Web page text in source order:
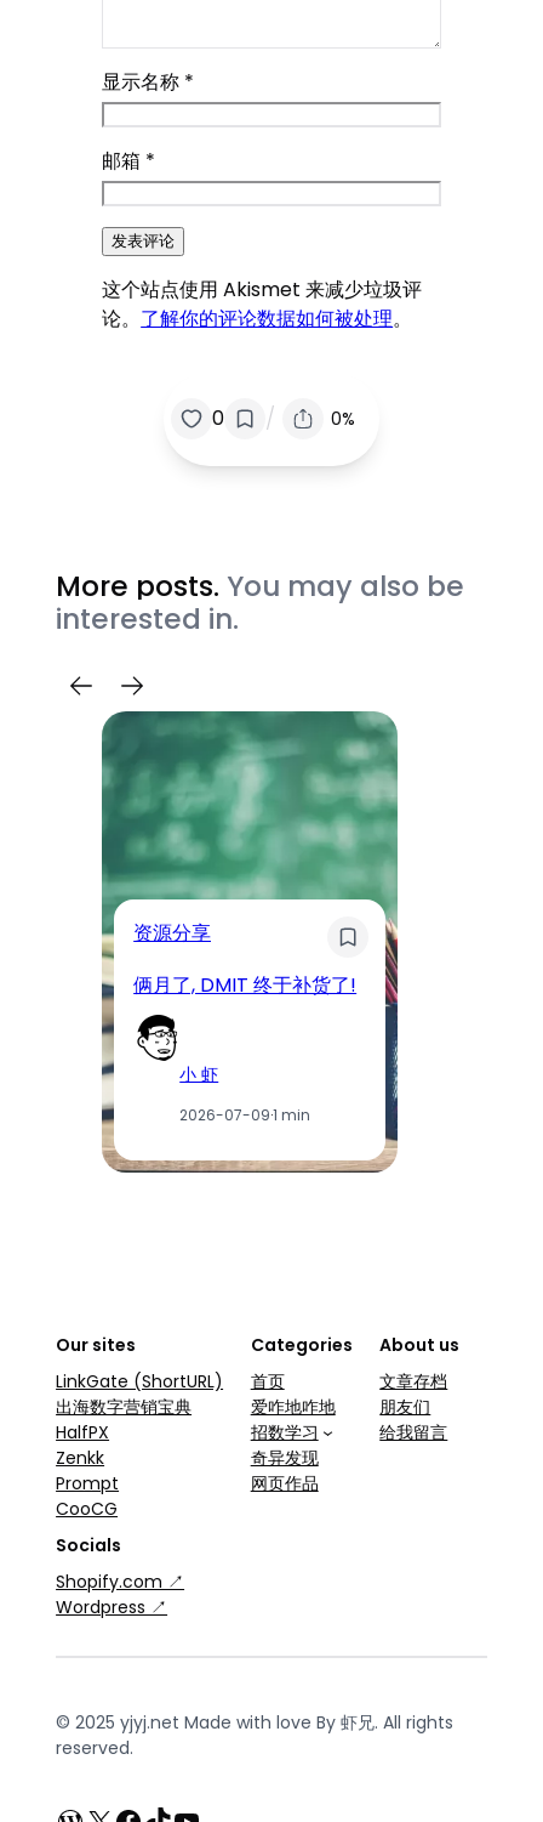
显示名称 *
邮箱 *
这个站点使用 Akismet 来减少垃圾评
论。 了解你的评论数据如何被处理。
0 / 0%
More posts. You may also be
interested in.
资源分享
俩月了, DMIT 终于补货了!
小 虾
2026-07-09·1 min
Our sites
LinkGate (ShortURL)
出海数字营销宝典
HalfPX
Zenkk
Prompt
CooCG
Categories
首页
爱咋地咋地
招数学习
奇异发现
网页作品
About us
文章存档
朋友们
给我留言
Socials
Shopify.com ↗
Wordpress ↗
© 2025 yjyj.net Made with love By 虾兄. All rights
reserved.